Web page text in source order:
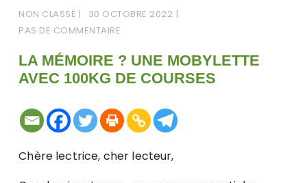
NON CLASSÉ
30 OCTOBRE 2022
PAS DE COMMENTAIRE
LA MÉMOIRE ? UNE MOBYLETTE
AVEC 100KG DE COURSES
Chère lectrice, cher lecteur,